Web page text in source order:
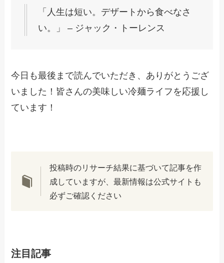
「人生は短い。デザートから食べなさ
い。」 – ジャック・トーレンス
今日も最後まで読んでいただき、ありがとうござ
いました！皆さんの美味しい冷麺ライフを応援し
ています！
投稿時のリサーチ結果に基づいて記事を作
成していますが、最新情報は公式サイトも
必ずご確認ください
注目記事